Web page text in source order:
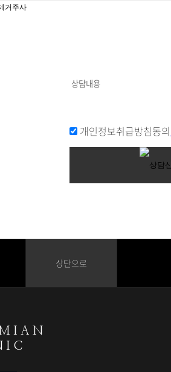
개인정보취급방침동의
상단으로
I A N
I C